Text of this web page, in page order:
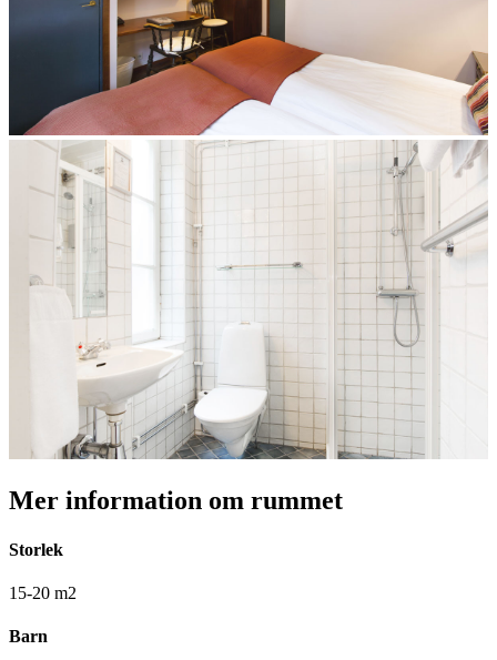
Mer information om rummet
Storlek
15-20 m2
Barn